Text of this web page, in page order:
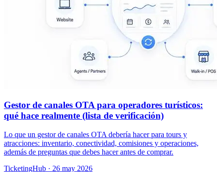
Gestor de canales OTA para operadores turísticos:
qué hace realmente (lista de verificación)
Lo que un gestor de canales OTA debería hacer para tours y
atracciones: inventario, conectividad, comisiones y operaciones,
además de preguntas que debes hacer antes de comprar.
TicketingHub · 26 may 2026